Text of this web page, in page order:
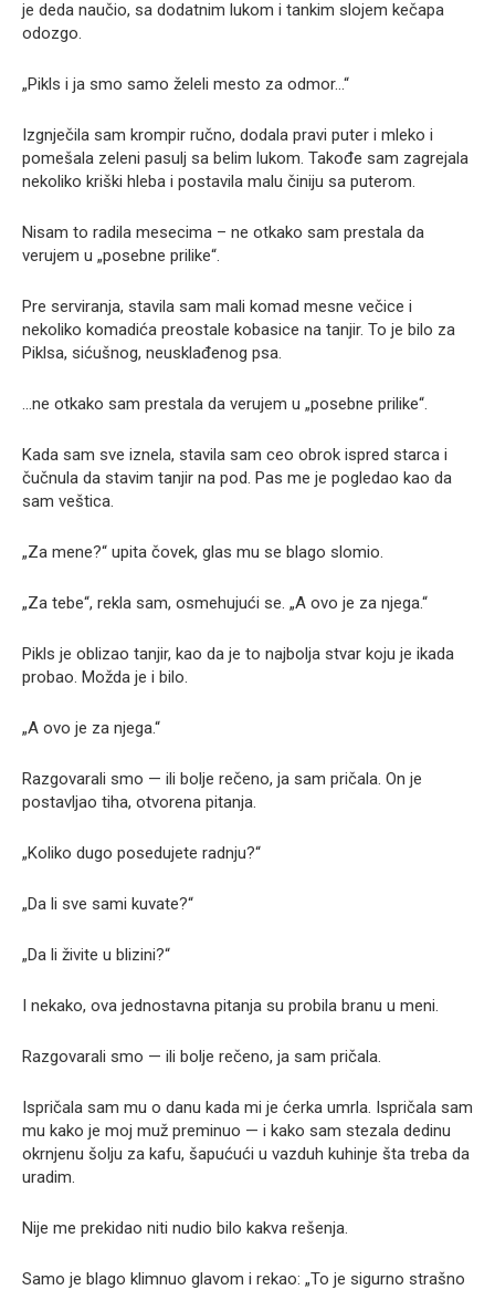
je deda naučio, sa dodatnim lukom i tankim slojem kečapa
odozgo.
„Pikls i ja smo samo želeli mesto za odmor…“
Izgnječila sam krompir ručno, dodala pravi puter i mleko i
pomešala zeleni pasulj sa belim lukom. Takođe sam zagrejala
nekoliko kriški hleba i postavila malu činiju sa puterom.
Nisam to radila mesecima – ne otkako sam prestala da
verujem u „posebne prilike“.
Pre serviranja, stavila sam mali komad mesne večice i
nekoliko komadića preostale kobasice na tanjir. To je bilo za
Piklsa, sićušnog, neusklađenog psa.
…ne otkako sam prestala da verujem u „posebne prilike“.
Kada sam sve iznela, stavila sam ceo obrok ispred starca i
čučnula da stavim tanjir na pod. Pas me je pogledao kao da
sam veštica.
„Za mene?“ upita čovek, glas mu se blago slomio.
„Za tebe“, rekla sam, osmehujući se. „A ovo je za njega.“
Pikls je oblizao tanjir, kao da je to najbolja stvar koju je ikada
probao. Možda je i bilo.
„A ovo je za njega.“
Razgovarali smo — ili bolje rečeno, ja sam pričala. On je
postavljao tiha, otvorena pitanja.
„Koliko dugo posedujete radnju?“
„Da li sve sami kuvate?“
„Da li živite u blizini?“
I nekako, ova jednostavna pitanja su probila branu u meni.
Razgovarali smo — ili bolje rečeno, ja sam pričala.
Ispričala sam mu o danu kada mi je ćerka umrla. Ispričala sam
mu kako je moj muž preminuo — i kako sam stezala dedinu
okrnjenu šolju za kafu, šapućući u vazduh kuhinje šta treba da
uradim.
Nije me prekidao niti nudio bilo kakva rešenja.
Samo je blago klimnuo glavom i rekao: „To je sigurno strašno